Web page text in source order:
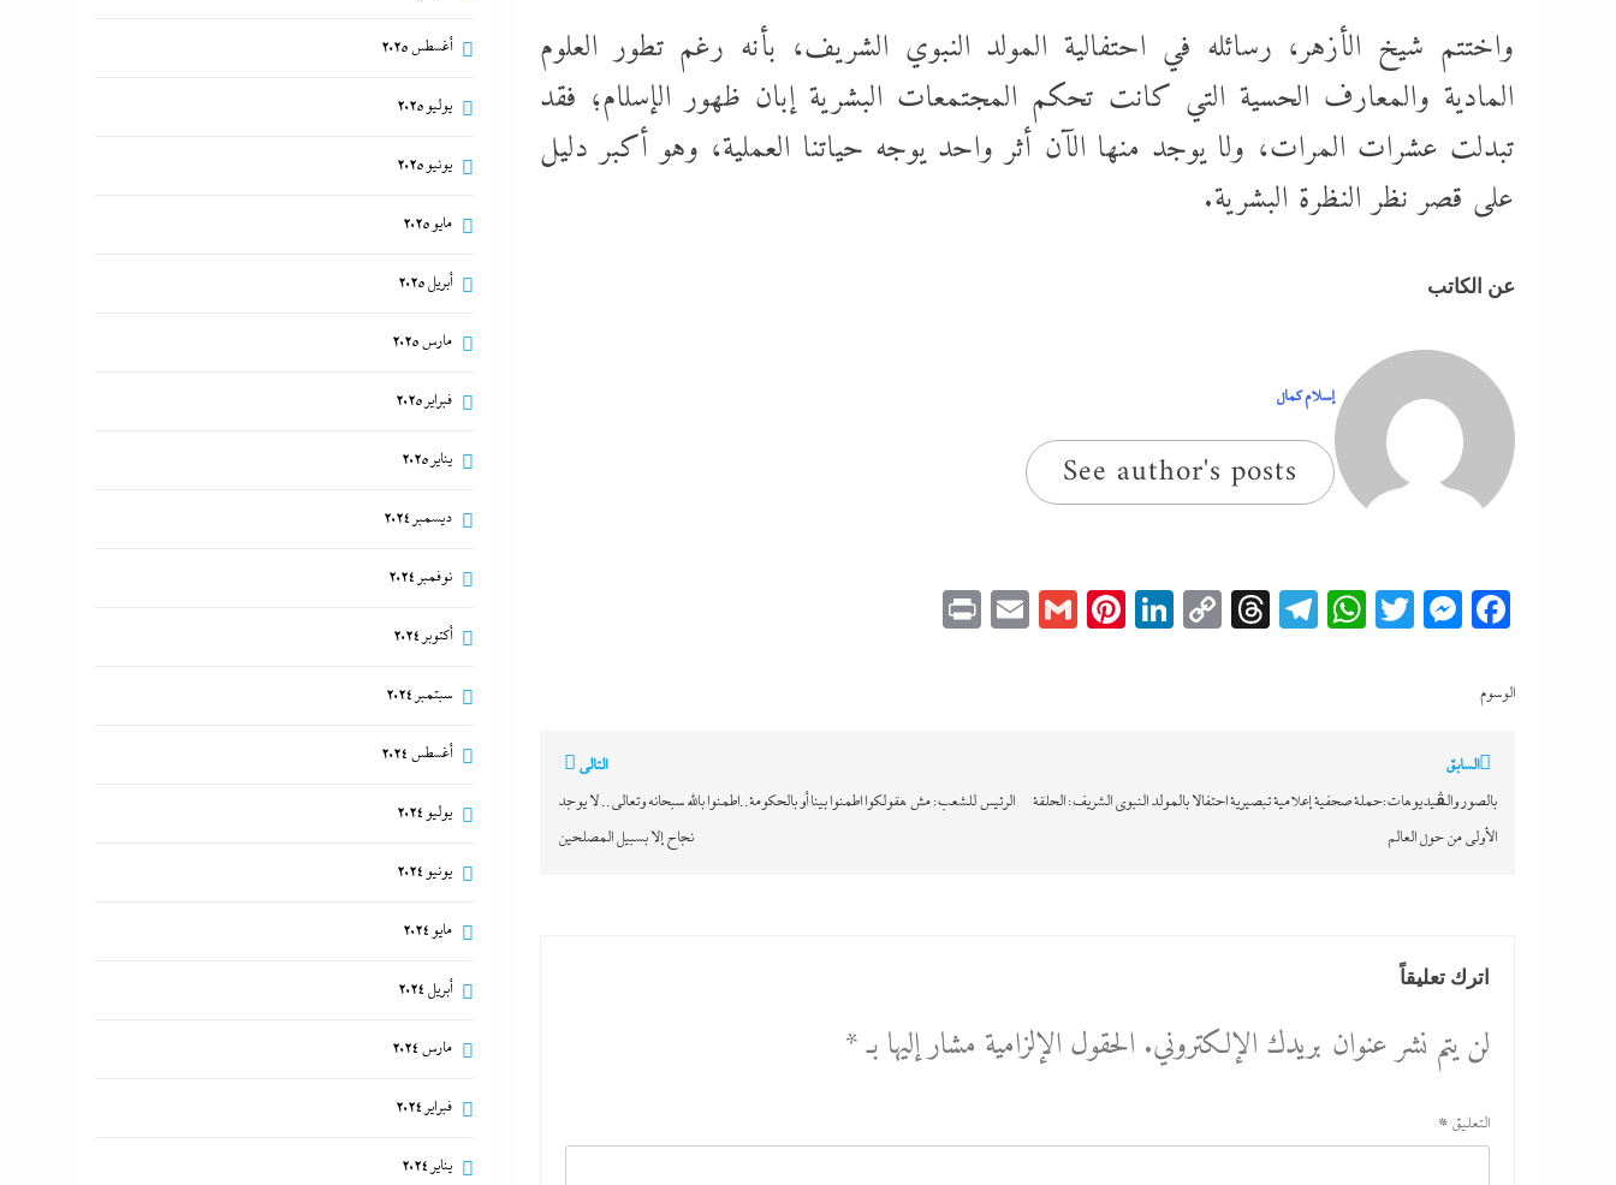
واختتم شيخ الأزهر، رسائله في احتفالية المولد النبوي الشريف، بأنه رغم تطور العلوم
المادية والمعارف الحسية التي كانت تحكم المجتمعات البشرية إبان ظهور الإسلام؛ فقد
تبدلت عشرات المرات، ولا يوجد منها الآن أثر واحد يوجه حياتنا العملية، وهو أكبر دليل
على قصر نظر النظرة البشرية.
عن الكاتب
إسلام كمال
See author's posts
Facebook
Messenger
Twitter
WhatsApp
Telegram
Threads
Copy
LinkedIn
Pinterest
Gmail
Email
الوسوم
تصفّح
المقالات
السابق
بالصور والڤيديوهات:حملة صحفية إعلامية تبصيرية احتفالا بالمولد النبوي الشريف: الحلقة
الأولى من حول العالم
التالي
الرئيس للشعب: مش هقولكوا اطمنوا بينا أو بالحكومة..اطمنوا بالله سبحانه وتعالى.. لا يوجد
نجاح إلا بسبيل المصلحين
اترك تعليقاً
لن يتم نشر عنوان بريدك الإلكتروني.الحقول الإلزامية مشار إليها بـ*
التعليق *
أغسطس 2025
يوليو 2025
يونيو 2025
مايو 2025
أبريل 2025
مارس 2025
فبراير 2025
يناير 2025
ديسمبر 2024
نوفمبر 2024
أكتوبر 2024
سبتمبر 2024
أغسطس 2024
يوليو 2024
يونيو 2024
مايو 2024
أبريل 2024
مارس 2024
فبراير 2024
يناير 2024